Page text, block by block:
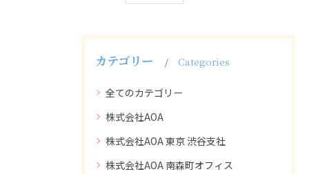
カテゴリー Categories
全てのカテゴリー
株式会社AOA
株式会社AOA 東京 渋谷支社
株式会社AOA 南森町オフィス